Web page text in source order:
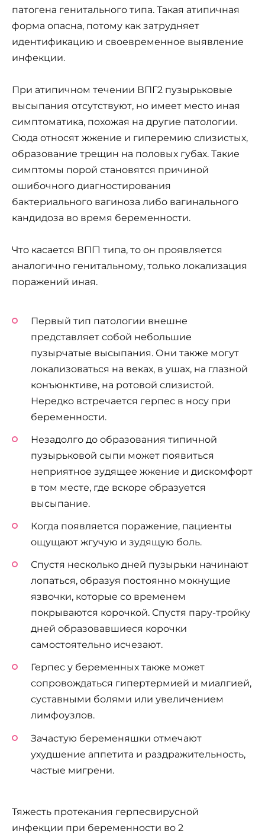
патогена генитального типа. Такая атипичная
форма опасна, потому как затрудняет
идентификацию и своевременное выявление
инфекции.
При атипичном течении ВПГ2 пузырьковые
высыпания отсутствуют, но имеет место иная
симптоматика, похожая на другие патологии.
Сюда относят жжение и гиперемию слизистых,
образование трещин на половых губах. Такие
симптомы порой становятся причиной
ошибочного диагностирования
бактериального вагиноза либо вагинального
кандидоза во время беременности.
Что касается ВПГ1 типа, то он проявляется
аналогично генитальному, только локализация
поражений иная.
Первый тип патологии внешне
представляет собой небольшие
пузырчатые высыпания. Они также могут
локализоваться на веках, в ушах, на глазной
конъюнктиве, на ротовой слизистой.
Нередко встречается герпес в носу при
беременности.
Незадолго до образования типичной
пузырьковой сыпи может появиться
неприятное зудящее жжение и дискомфорт
в том месте, где вскоре образуется
высыпание.
Когда появляется поражение, пациенты
ощущают жгучую и зудящую боль.
Спустя несколько дней пузырьки начинают
лопаться, образуя постоянно мокнущие
язвочки, которые со временем
покрываются корочкой. Спустя пару-тройку
дней образовавшиеся корочки
самостоятельно исчезают.
Герпес у беременных также может
сопровождаться гипертермией и миалгией,
суставными болями или увеличением
лимфоузлов.
Зачастую беременяшки отмечают
ухудшение аппетита и раздражительность,
частые мигрени.
Тяжесть протекания герпесвирусной
инфекции при беременности во 2